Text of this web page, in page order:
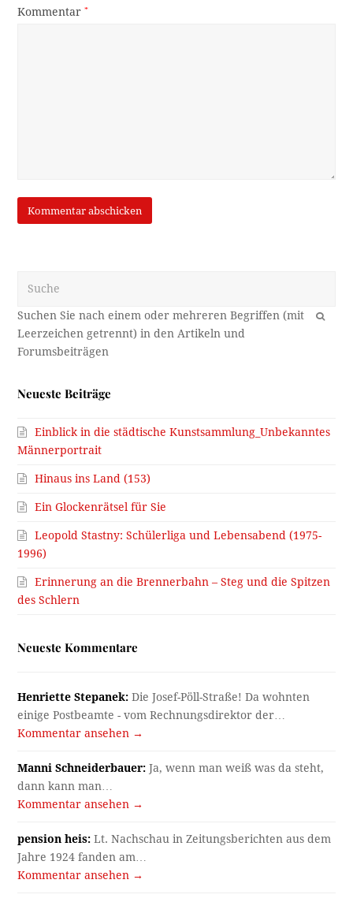
Kommentar*
OK
Neueste Beiträge
Einblick in die städtische Kunstsammlung_Unbekanntes
Männerportrait
Hinaus ins Land (153)
Ein Glockenrätsel für Sie
Leopold Stastny: Schülerliga und Lebensabend (1975-
1996)
Erinnerung an die Brennerbahn – Steg und die Spitzen
des Schlern
Neueste Kommentare
Henriette Stepanek: Die Josef-Pöll-Straße! Da wohnten
einige Postbeamte - vom Rechnungsdirektor der…
Kommentar ansehen →
Manni Schneiderbauer: Ja, wenn man weiß was da steht,
dann kann man…
Kommentar ansehen →
pension heis: Lt. Nachschau in Zeitungsberichten aus dem
Jahre 1924 fanden am…
Kommentar ansehen →